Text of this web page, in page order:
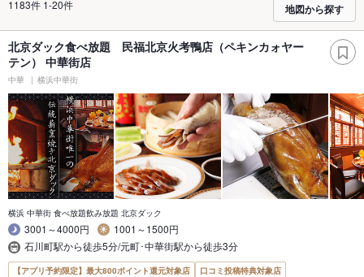
1183件 1-20件 地図から探す
北京ダック食べ放題 民福北京火考鴨店（ペキンカォヤー
テン） 中華街店
中華 横浜中華街
横浜 中華街 食べ放題飲み放題 北京ダック
3001～4000円
1001～1500円
石川町駅から徒歩5分/元町･中華街駅から徒歩3分
【アプリ予約限定】最大800ポイント還元対象店
口コミ投稿特典対象店